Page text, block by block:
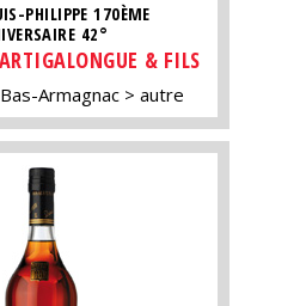
PHILIPPE 170ÈME
42°
& FILS
Bas-Armagnac autre